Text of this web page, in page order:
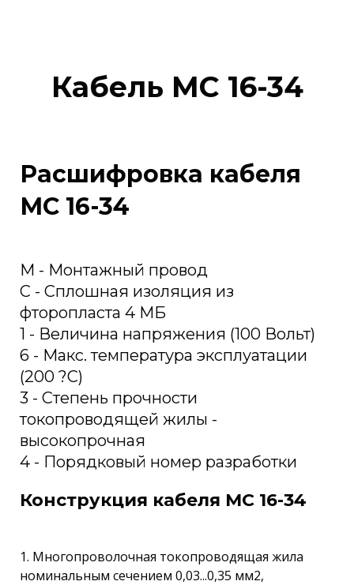
Кабель МС 16-34
Расшифровка кабеля
МС 16-34
М - Монтажный провод
С - Сплошная изоляция из
фторопласта 4 МБ
1 - Величина напряжения (100 Вольт)
6 - Макс. температура эксплуатации
(200 ?С)
3 - Степень прочности
токопроводящей жилы -
высокопрочная
4 - Порядковый номер разработки
Конструкция кабеля МС 16-34
1. Многопроволочная токопроводящая жила
номинальным сечением 0,03...0,35 мм2,